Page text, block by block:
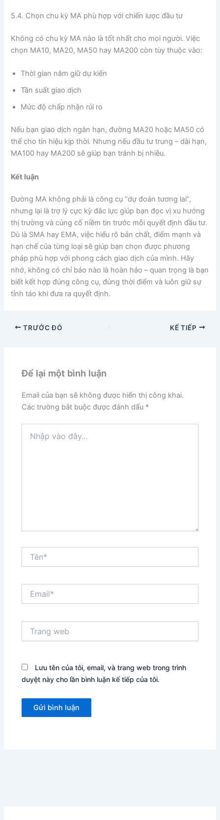
5.4. Chọn chu kỳ MA phù hợp với chiến lược đầu tư
Không có chu kỳ MA nào là tốt nhất cho mọi người. Việc
chọn MA10, MA20, MA50 hay MA200 còn tùy thuộc vào:
Thời gian nắm giữ dự kiến
Tần suất giao dịch
Mức độ chấp nhận rủi ro
Nếu bạn giao dịch ngắn hạn, đường MA20 hoặc MA50 có
thể cho tín hiệu kịp thời. Nhưng nếu đầu tư trung – dài hạn,
MA100 hay MA200 sẽ giúp bạn tránh bị nhiễu.
Kết luận
Đường MA không phải là công cụ “dự đoán tương lai”,
nhưng lại là trợ lý cực kỳ đắc lực giúp bạn đọc vị xu hướng
thị trường và củng cố niềm tin trước mỗi quyết định đầu tư.
Dù là SMA hay EMA, việc hiểu rõ bản chất, điểm mạnh và
hạn chế của từng loại sẽ giúp bạn chọn được phương
pháp phù hợp với phong cách giao dịch của mình. Hãy
nhớ, không có chỉ báo nào là hoàn hảo – quan trọng là bạn
biết kết hợp đúng công cụ, đúng thời điểm và luôn giữ sự
tỉnh táo khi đưa ra quyết định.
TRƯỚC ĐÓ KẾ TIẾP
Để lại một bình luận
Email của bạn sẽ không được hiển thị công khai.
Các trường bắt buộc được đánh dấu *
vào
web
Lưu tên của tôi, email, và trang web trong trình
duyệt này cho lần bình luận kế tiếp của tôi.